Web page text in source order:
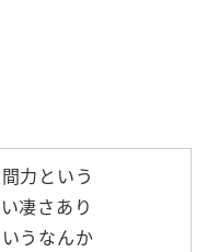
力という
凄さあり
うなんか